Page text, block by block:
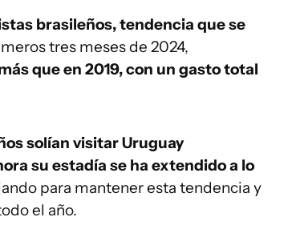
brasileños, tendencia que se
tres meses de 2024,
que en 2019, con un gasto total
solían visitar Uruguay
su estadía se ha extendido a lo
para mantener esta tendencia y
el año.